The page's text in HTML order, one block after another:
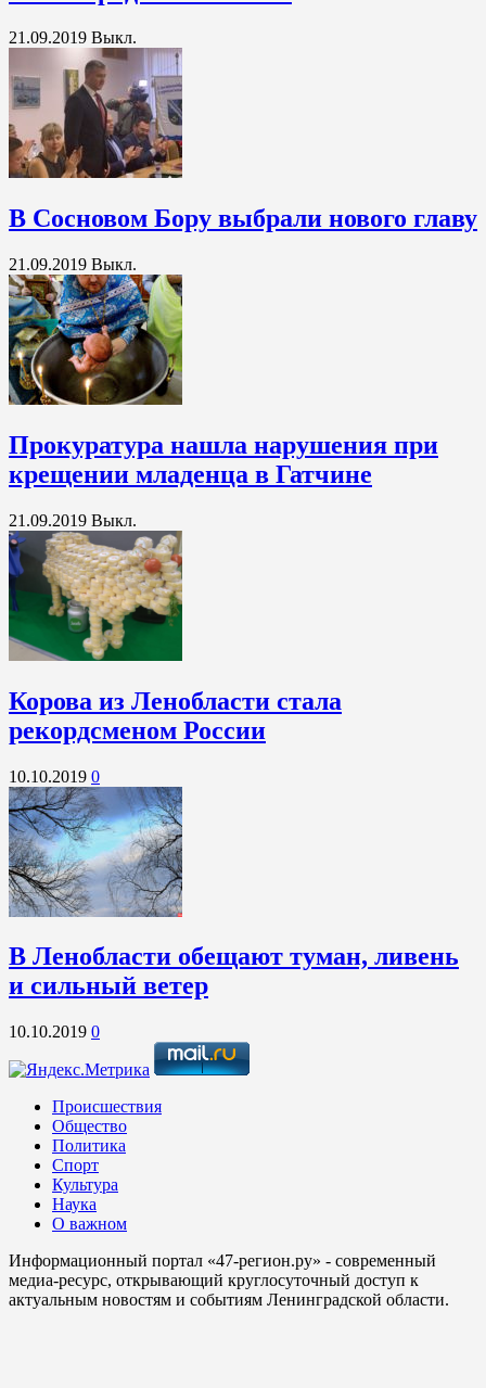
21.09.2019 Выкл.
В Сосновом Бору выбрали нового главу
21.09.2019 Выкл.
Прокуратура нашла нарушения при
крещении младенца в Гатчине
21.09.2019 Выкл.
Корова из Ленобласти стала
рекордсменом России
10.10.2019 0
В Ленобласти обещают туман, ливень
и сильный ветер
10.10.2019 0
Происшествия
Общество
Политика
Спорт
Культура
Наука
О важном
Информационный портал «47-регион.ру» - современный
медиа-ресурс, открывающий круглосуточный доступ к
актуальным новостям и событиям Ленинградской области.